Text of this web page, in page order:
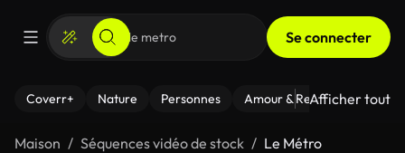
Se connecter
Coverr+ Nature Personnes Amour & Relations Le
Afficher tout
Maison Séquences vidéo de stock Le Métro